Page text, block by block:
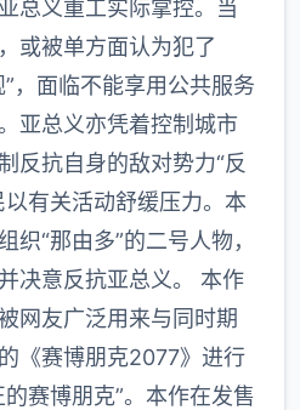
总义重工实际掌控。当
或被单方面认为犯了
，面临不能享用公共服务
亚总义亦凭着控制城市
反抗自身的敌对势力“反
有关活动舒缓压力。本
织“那由多”的二号人物，
决意反抗亚总义。 本作
网友广泛用来与同时期
《赛博朋克2077》进行
赛博朋克”。本作在发售